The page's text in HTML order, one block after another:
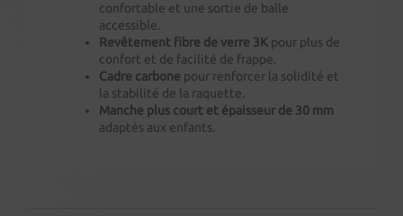
confortable et une sortie de balle
accessible.
Revêtement fibre de verre 3K pour plus de
confort et de facilité de frappe.
Cadre carbone pour renforcer la solidité et
la stabilité de la raquette.
Manche plus court et épaisseur de 30 mm
adaptés aux enfants.